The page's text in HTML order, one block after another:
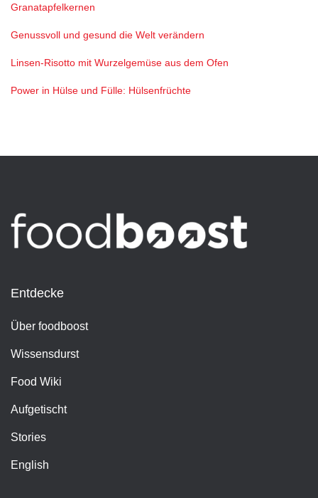
Granatapfelkernen
Genussvoll und gesund die Welt verändern
Linsen-Risotto mit Wurzelgemüse aus dem Ofen
Power in Hülse und Fülle: Hülsenfrüchte
Entdecke
Über foodboost
Wissensdurst
Food Wiki
Aufgetischt
Stories
English